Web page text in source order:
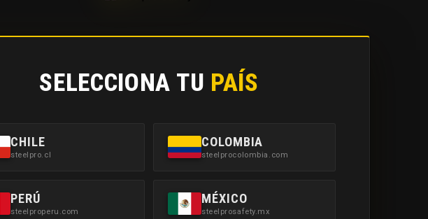
SELECCIONA TU PAÍS
CHILE
steelpro.cl
COLOMBIA
steelprocolombia.com
PERÚ
steelproperu.com
MÉXICO
steelprosafety.mx